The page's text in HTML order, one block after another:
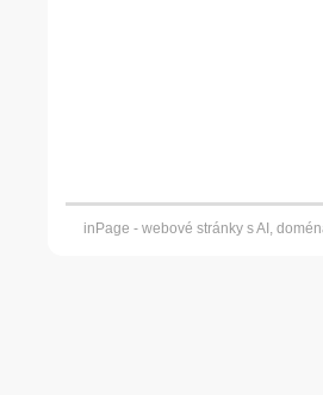
inPage - webové stránky s AI,